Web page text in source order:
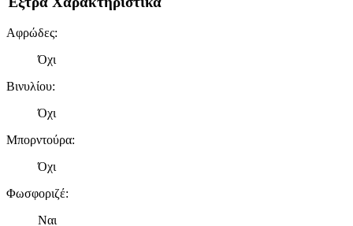
Αφρώδες:
Όχι
Βινυλίου:
Όχι
Μπορντούρα:
Όχι
Φωσφοριζέ:
Ναι